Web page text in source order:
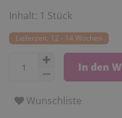
Inhalt: 1 Stück
Lieferzeit: 12 - 14 Wochen
In den
Wunschliste